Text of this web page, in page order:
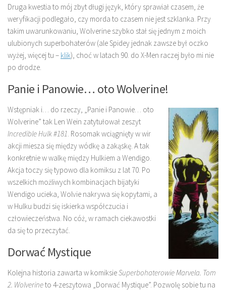
Druga kwestia to mój zbyt długi język, który sprawiał czasem, że
weryfikacji podlegało, czy morda to czasem nie jest szklanka. Przy
takim uwarunkowaniu, Wolverine szybko stał się jednym z moich
ulubionych superbohaterów (ale Spidey jednak zawsze był oczko
wyżej, więcej tu – klik), choć w latach 90. do X-Men raczej było mi nie
po drodze.
Panie i Panowie… oto Wolverine!
Wstępniak i… do rzeczy, „Panie i Panowie… oto
Wolverine” tak Len Wein zatytułował zeszyt
Incredible Hulk #181. Rosomak wciągnięty w wir
akcji miesza się między wódkę a zakąskę. A tak
konkretnie w walkę między Hulkiem a Wendigo.
Akcja toczy się typowo dla komiksu z lat 70. Po
wszelkich możliwych kombinacjach bijatyki
Wendigo ucieka, Wolvie nakrywa się kopytami, a
w Hulku budzi się iskierka współczucia i
człowieczeństwa. No cóż, w ramach ciekawostki
da się to przeczytać.
Dorwać Mystique
Kolejna historia zawarta w komiksieSuperbohaterowie Marvela. Tom
2. Wolverineto 4-zeszytowa „Dorwać Mystique”. Pozwolę sobie tu na